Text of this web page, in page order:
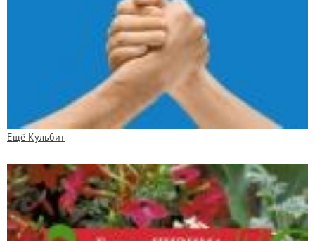
Ещё Кульбит